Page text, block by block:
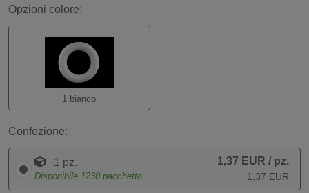
Opzioni colore:
1 bianco
Confezione:
1 pz.
Disponibile 1230 pacchetto
1,37 EUR / pz.
1,37 EUR